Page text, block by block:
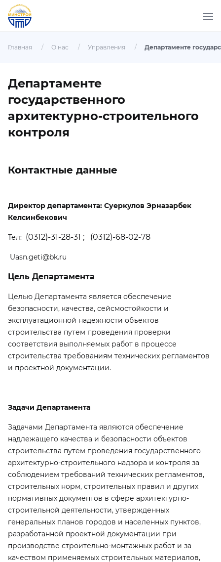
Главная / О нас / Управления /
Департаменте
государственного
архитектурно-строительного
контроля
Контактные данные
Директор департамента: Суеркулов Эрназарбек
Келсинбекович
Тел: (0312)-31-28-31 ; (0312)-68-02-78
Uasn.geti@bk.ru
Цель Департамента
Целью Департамента является обеспечение
безопасности, качества, сейсмостойкости и
эксплуатационной надежности объектов
строительства путем проведения проверки
соответствия выполняемых работ в процессе
строительства требованиям технических регламентов
и проектной документации.
Задачи Департамента
Задачами Департамента являются обеспечение
надлежащего качества и безопасности объектов
строительства путем проведения государственного
архитектурно-строительного надзора и контроля за
соблюдением требований технических регламентов,
строительных норм, строительных правил и других
нормативных документов в сфере архитектурно-
строительной деятельности, утвержденных
генеральных планов городов и населенных пунктов,
разработанной проектной документации при
производстве строительно-монтажных работ и за
качеством применяемых строительных материалов,